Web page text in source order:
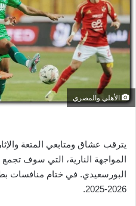
ي
د
ل
ك
ت
ن
ي
ا
الأهلي والمصري
يترقب عشاق ومتابعي المتعة
المواجهة النارية، التي سوف
البورسعيدي. في ختام منافسات
2026-2025.